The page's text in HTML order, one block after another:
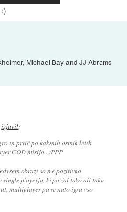
:)
Michael Bay and JJ Abrams
izjavil:
in prvič po kakšnih osmih letih
COD misijo.. :PPP
obrazi so me pozitivno
single playerju, ki pa žal tako ali tako
multiplayer pa se nato igra vso